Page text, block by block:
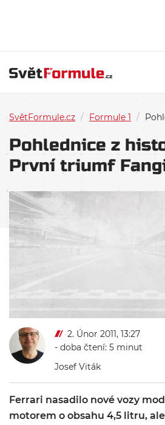
SvětFormule.cz / Formule 1 /
Pohlednice z
První triumf
2. Únor 2011, 13:27
- doba čtení: 5 minut
Josef Viták
Ferrari nasadilo nové vozy
motorem o obsahu 4,5 litru,